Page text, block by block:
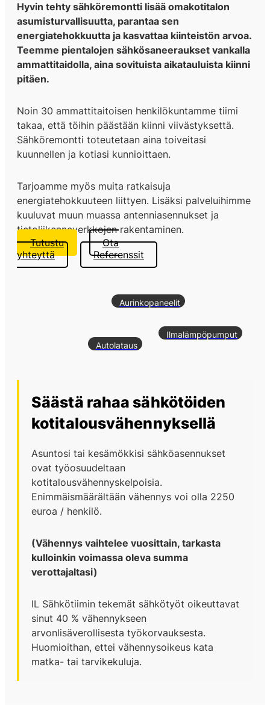
Hyvin tehty sähköremontti lisää omakotitalon
asumisturvallisuutta, parantaa sen
energiatehokkuutta ja kasvattaa kiinteistön arvoa.
Teemme pientalojen sähkösaneeraukset vankalla
ammattitaidolla, aina sovituista aikatauluista kiinni
pitäen.
Noin 30 ammattitaitoisen henkilökuntamme tiimi
takaa, että töihin päästään kiinni viivästyksettä.
Sähköremontti toteutetaan aina toiveitasi
kuunnellen ja kotiasi kunnioittaen.
Tarjoamme myös muita ratkaisuja
energiatehokkuuteen liittyen. Lisäksi palveluihimme
kuuluvat muun muassa antenniasennukset ja
tietoliikenneverkkojen rakentaminen.
Tutustu
Ota
yhteyttä
Referenssit
Aurinkopaneelit
Ilmalämpöpumput
Autolataus
Säästä rahaa sähkötöiden
kotitalousvähennyksellä
Asuntosi tai kesämökkisi sähköasennukset
ovat työosuudeltaan
kotitalousvähennyskelpoisia.
Enimmäismäärältään vähennys voi olla 2250
euroa / henkilö.
(Vähennys vaihtelee vuosittain, tarkasta
kulloinkin voimassa oleva summa
verottajaltasi)
IL Sähkötiimin tekemät sähkötyöt oikeuttavat
sinut 40 % vähennykseen
arvonlisäverollisesta työkorvauksesta.
Huomioithan, ettei vähennysoikeus kata
matka- tai tarvikekuluja.